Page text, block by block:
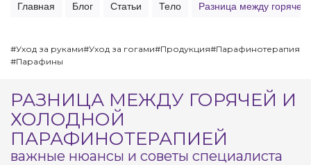
Главная Блог Статьи Тело Разница между
#Уход за руками#Уход за гогами#Продукция#Парафинотерапия
#Парафины
РАЗНИЦА МЕЖДУ ГОРЯЧЕЙ И
ХОЛОДНОЙ
ПАРАФИНОТЕРАПИЕЙ
важные нюансы и советы специалиста